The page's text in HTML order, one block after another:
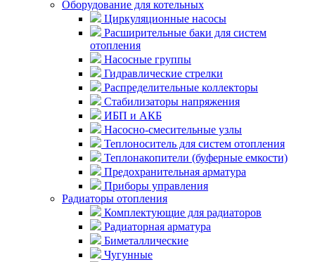
Оборудование для котельных
Циркуляционные насосы
Расширительные баки для систем
отопления
Насосные группы
Гидравлические стрелки
Распределительные коллекторы
Стабилизаторы напряжения
ИБП и АКБ
Насосно-смесительные узлы
Теплоноситель для систем отопления
Теплонакопители (буферные емкости)
Предохранительная арматура
Приборы управления
Радиаторы отопления
Комплектующие для радиаторов
Радиаторная арматура
Биметаллические
Чугунные